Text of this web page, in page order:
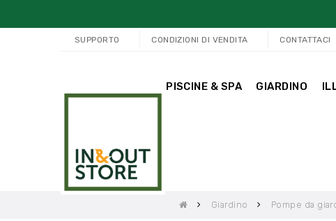
SUPPORTO CONDIZIONI DI VENDITA CONTATTACI
PISCINE & SPA GIARDINO
Giardino Pompe da